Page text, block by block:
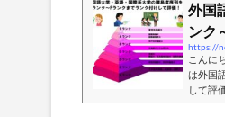
外国
ンク
こんに
は外国
して評
序列を